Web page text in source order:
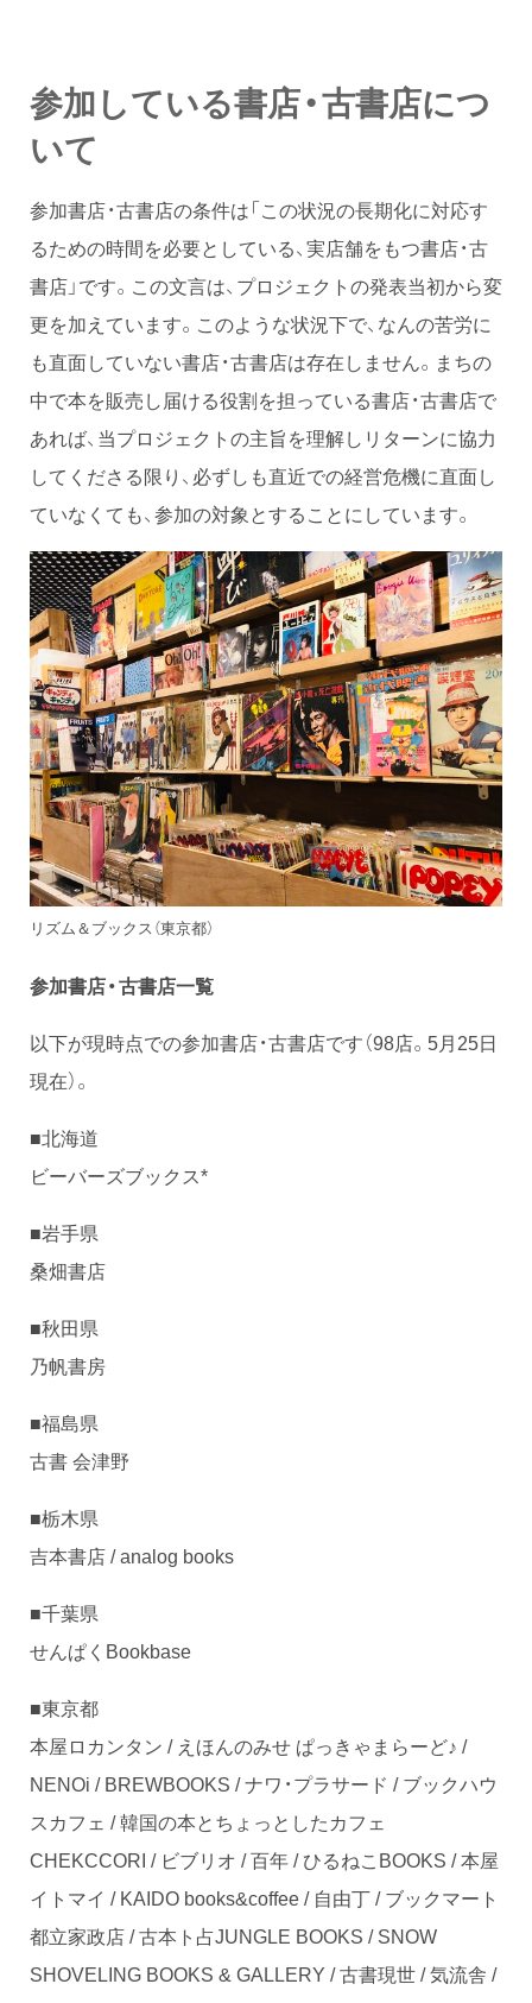
参加している書店・古書店につ
いて
参加書店・古書店の条件は「この状況の長期化に対応す
るための時間を必要としている、実店舗をもつ書店・古
書店」です。この文言は、プロジェクトの発表当初から変
更を加えています。このような状況下で、なんの苦労に
も直面していない書店・古書店は存在しません。まちの
中で本を販売し届ける役割を担っている書店・古書店で
あれば、当プロジェクトの主旨を理解しリターンに協力
してくださる限り、必ずしも直近での経営危機に直面し
ていなくても、参加の対象とすることにしています。
リズム＆ブックス（東京都）
参加書店・古書店一覧
以下が現時点での参加書店・古書店です（98店。5月25日
現在）。
■北海道
ビーバーズブックス*
■岩手県
桑畑書店
■秋田県
乃帆書房
■福島県
古書 会津野
■栃木県
吉本書店 / analog books
■千葉県
せんぱくBookbase
■東京都
本屋ロカンタン / えほんのみせ ぱっきゃまらーど♪ /
NENOi / BREWBOOKS / ナワ・プラサード / ブックハウ
スカフェ / 韓国の本とちょっとしたカフェ
CHEKCCORI / ビブリオ / 百年 / ひるねこBOOKS / 本屋
イトマイ / KAIDO books&coffee / 自由丁 / ブックマート
都立家政店 / 古本ト占JUNGLE BOOKS / SNOW
SHOVELING BOOKS & GALLERY / 古書現世 / 気流舎 /